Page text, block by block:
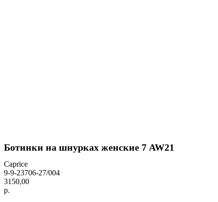
Ботинки на шнурках женские 7 AW21
Caprice
9-9-23706-27/004
3150,00
р.